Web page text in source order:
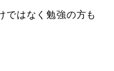
ではなく勉強の方も